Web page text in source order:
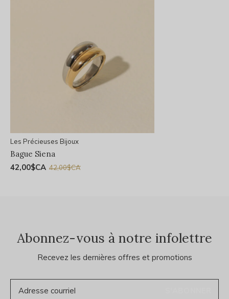
Les Précieuses Bijoux
Bague Siena
42,00$CA 42,00$CA
Abonnez-vous à notre infolettre
Recevez les dernières offres et promotions